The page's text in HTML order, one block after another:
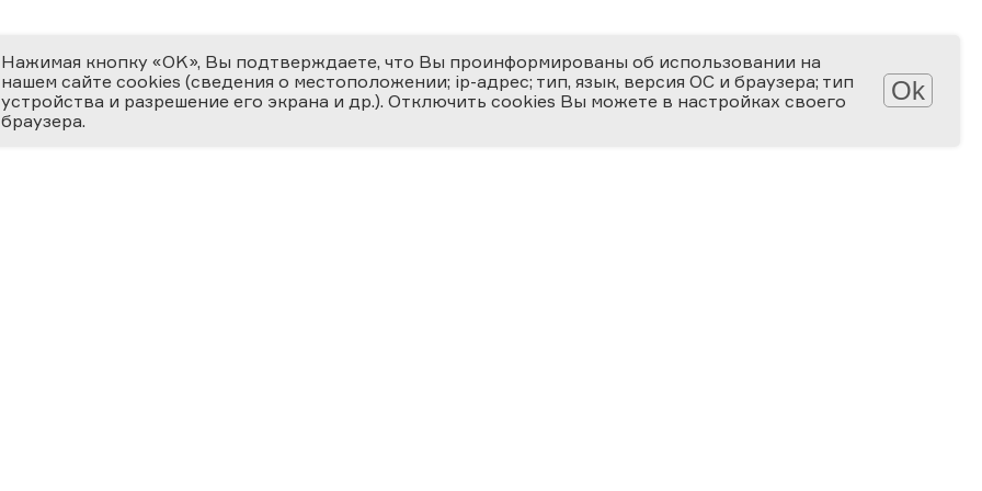
Нажимая кнопку «OK», Вы подтверждаете, что Вы проинформированы об использовании на
нашем сайте cookies (сведения о местоположении; ip-адрес; тип, язык, версия ОС и браузера; тип
устройства и разрешение его экрана и др.). Отключить cookies Вы можете в настройках своего
браузера.
Ok